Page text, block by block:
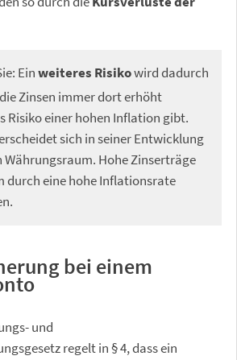
Einweiteres Risikowird dadurch
Zinsen immer dort erhöht
Risiko einer hohen Inflation gibt.
sich in seiner Entwicklung
Währungsraum. Hohe Zinserträge
durch eine hohe Inflationsrate
bei einem
und
regelt in § 4, dass ein